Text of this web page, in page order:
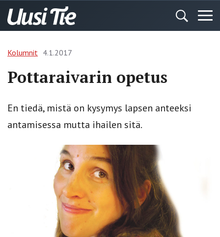
Kolumnit 4.1.2017
Pottaraivarin opetus
En tiedä, mistä on kysymys lapsen anteeksi
antamisessa mutta ihailen sitä.